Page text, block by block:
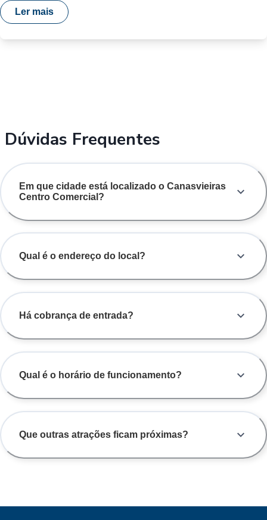
Ler mais
Dúvidas Frequentes
Em que cidade está localizado o Canasvieiras
Centro Comercial?
Qual é o endereço do local?
Há cobrança de entrada?
Qual é o horário de funcionamento?
Que outras atrações ficam próximas?